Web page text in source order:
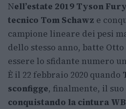
Nell’estate 2019 Tyson
tecnico Tom Schawz e
campione lineare dei pesi
dello stesso anno, batte
essere lo sfidante numero
È il 22 febbraio 2020 quando
sconfigge, finalmente, il
conquistando la cintura